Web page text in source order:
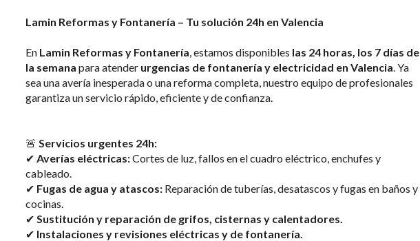
Lamin Reformas y Fontanería – Tu solución 24h en Valencia
En Lamin Reformas y Fontanería, estamos disponibles las 24 horas, los 7 días de
la semana para atender urgencias de fontanería y electricidad en Valencia. Ya
sea una avería inesperada o una reforma completa, nuestro equipo de profesionales
garantiza un servicio rápido, eficiente y de confianza.
🚨 Servicios urgentes 24h:
✔ Averías eléctricas: Cortes de luz, fallos en el cuadro eléctrico, enchufes y
cableado.
✔ Fugas de agua y atascos: Reparación de tuberías, desatascos y fugas en baños y
cocinas.
✔ Sustitución y reparación de grifos, cisternas y calentadores.
✔ Instalaciones y revisiones eléctricas y de fontanería.